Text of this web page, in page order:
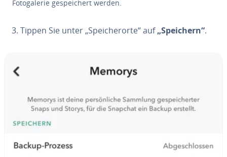
Fo­to­ga­le­rie ge­spei­chert werden.
Tippen Sie unter „Spei­cher­or­te“ auf„Speichern“.